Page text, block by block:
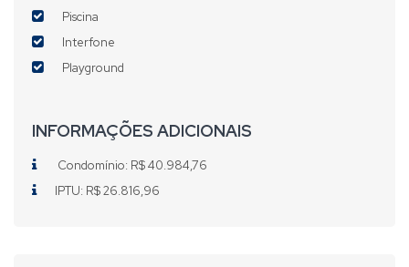
Piscina
Interfone
Playground
INFORMAÇÕES ADICIONAIS
Condomínio: R$ 40.984,76
IPTU: R$ 26.816,96